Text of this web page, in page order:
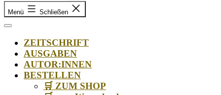
Morgenschtean
–
Die
Österr.
Dialektzeitschrift
Menü Schließen
ZEITSCHRIFT
AUSGABEN
AUTOR:INNEN
BESTELLEN
🛒 ZUM SHOP